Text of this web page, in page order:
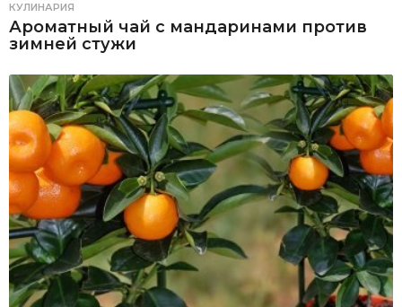
КУЛИНАРИЯ
Ароматный чай с мандаринами против
зимней стужи